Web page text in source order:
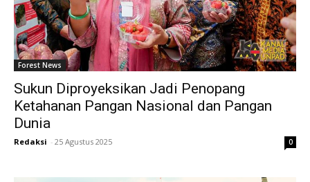
Forest News
Sukun Diproyeksikan Jadi Penopang
Ketahanan Pangan Nasional dan Pangan
Dunia
Redaksi - 25 Agustus 2025 0